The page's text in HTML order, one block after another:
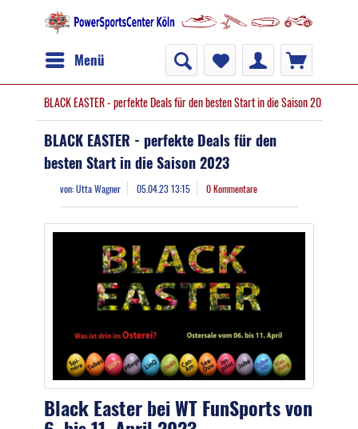
Menü
BLACK EASTER - perfekte Deals für den besten Start in die Saison 2023
BLACK EASTER - perfekte Deals für den
besten Start in die Saison 2023
von:Utta Wagner 05.04.23 13:15 0 Kommentare
Black Easter bei WT FunSports von